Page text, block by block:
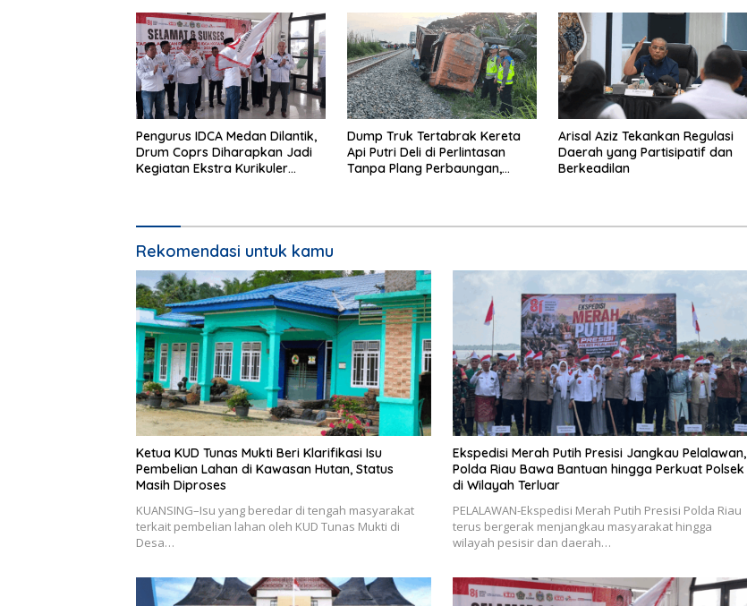
Pengurus IDCA Medan Dilantik,
Drum Coprs Diharapkan Jadi
Kegiatan Ekstra Kurikuler
Dump Truk Tertabrak Kereta
Api Putri Deli di Perlintasan
Tanpa Plang Perbaungan,
Arisal Aziz Tekankan Regulasi
Daerah yang Partisipatif dan
Berkeadilan
Rekomendasi untuk kamu
Ketua KUD Tunas Mukti Beri Klarifikasi Isu
Pembelian Lahan di Kawasan Hutan, Status
Masih Diproses
KUANSING–Isu yang beredar di tengah masyarakat
terkait pembelian lahan oleh KUD Tunas Mukti di
Desa…
Ekspedisi Merah Putih Presisi Jangkau Pelalawan,
Polda Riau Bawa Bantuan hingga Perkuat Polsek
di Wilayah Terluar
PELALAWAN-Ekspedisi Merah Putih Presisi Polda Riau
terus bergerak menjangkau masyarakat hingga
wilayah pesisir dan daerah…